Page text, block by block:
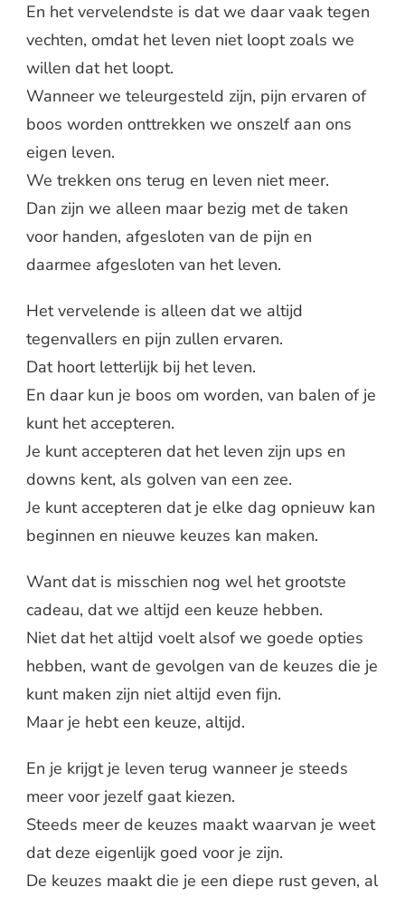
En het vervelendste is dat we daar vaak tegen
vechten, omdat het leven niet loopt zoals we
willen dat het loopt.
Wanneer we teleurgesteld zijn, pijn ervaren of
boos worden onttrekken we onszelf aan ons
eigen leven.
We trekken ons terug en leven niet meer.
Dan zijn we alleen maar bezig met de taken
voor handen, afgesloten van de pijn en
daarmee afgesloten van het leven.
Het vervelende is alleen dat we altijd
tegenvallers en pijn zullen ervaren.
Dat hoort letterlijk bij het leven.
En daar kun je boos om worden, van balen of je
kunt het accepteren.
Je kunt accepteren dat het leven zijn ups en
downs kent, als golven van een zee.
Je kunt accepteren dat je elke dag opnieuw kan
beginnen en nieuwe keuzes kan maken.
Want dat is misschien nog wel het grootste
cadeau, dat we altijd een keuze hebben.
Niet dat het altijd voelt alsof we goede opties
hebben, want de gevolgen van de keuzes die je
kunt maken zijn niet altijd even fijn.
Maar je hebt een keuze, altijd.
En je krijgt je leven terug wanneer je steeds
meer voor jezelf gaat kiezen.
Steeds meer de keuzes maakt waarvan je weet
dat deze eigenlijk goed voor je zijn.
De keuzes maakt die je een diepe rust geven, al